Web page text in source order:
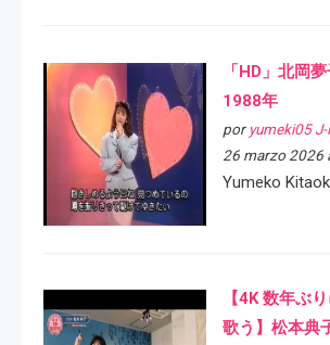
「HD」北
1988年
por yumeki05
26 marzo 2026
Yumeko
【4K 数年ぶ
歌う】松本典